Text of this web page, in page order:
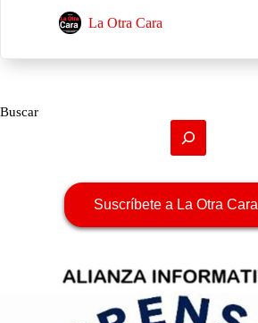
La Otra Cara
Buscar
Suscríbete a La Otra Cara